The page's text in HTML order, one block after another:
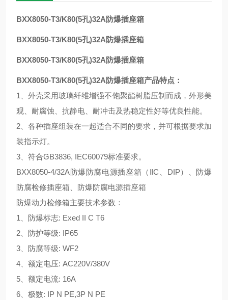
BXX8050-T3/K80(5孔)32A防爆插座箱
BXX8050-T3/K80(5孔)32A防爆插座箱
BXX8050-T3/K80(5孔)32A防爆插座箱
BXX8050-T3/K80(5孔)32A防爆插座箱产品特点：
1、外壳采用玻璃纤维增强不饱聚酯树脂压制而成，外形美
观、耐腐蚀、抗静电、耐冲击及热稳定性好等优良性能。
2、各种插座组装在一起适合不同的要求，并可根据要求加
装指示灯。
3、符合GB3836, IEC60079标准要求。
BXX8050-4/32A防爆防腐电源插座箱（ⅡC、DIP）、防爆
防腐检修插座箱、防爆防腐电源插座箱
防爆动力检修箱主要技术参数：
1、防爆标志: Exed II C T6
2、防护等级: IP65
3、防腐等级: WF2
4、额定电压: AC220V/380V
5、额定电流: 16A
6、极数: IP N PE,3P N PE